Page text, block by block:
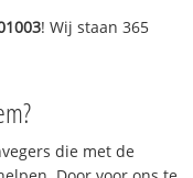
! Wij staan 365
die met de